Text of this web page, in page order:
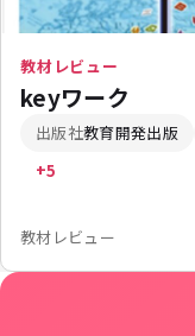
教材レビュー
keyワーク
出版社教育開発出版
+5
教材レビュー